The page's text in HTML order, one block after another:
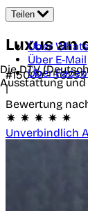
Teilen
Über
Über E-Mail
Über
Luxus an
#15009 -56253
|
Bewertung
Die DTV
Ausstattung
Unverbindlich